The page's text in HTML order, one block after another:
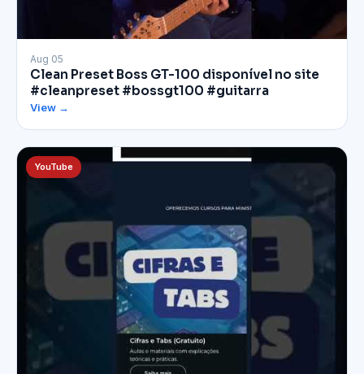
▶
Aug 05
Clean Preset Boss GT-100 disponível no site
#cleanpreset #bossgt100 #guitarra
View →
YouTube